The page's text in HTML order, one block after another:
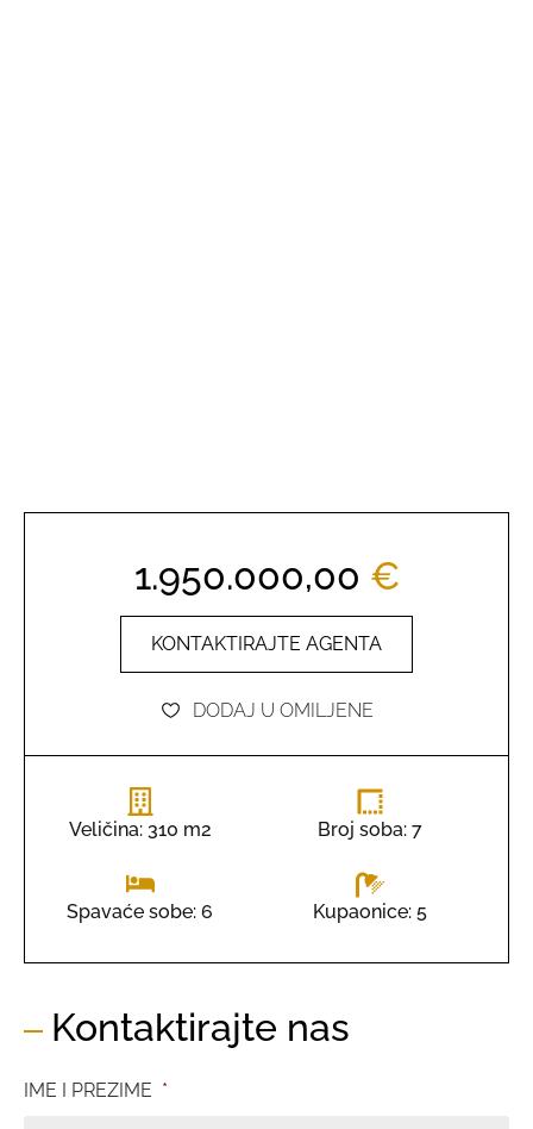
1.950.000,00 €
KONTAKTIRAJTE AGENTA
DODAJ U OMILJENE
Veličina: 310 m2 Broj soba: 7
Spavaće sobe: 6 Kupaonice: 5
Kontaktirajte nas
IME I PREZIME *